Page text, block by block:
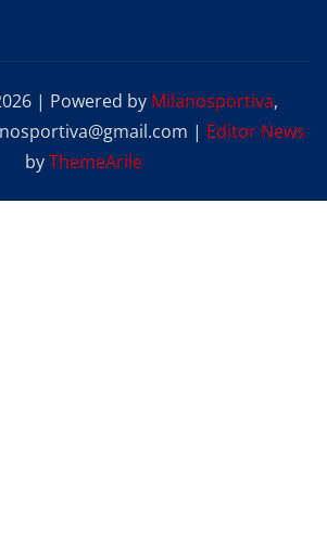
| Powered by Milanosportiva,
| Editor News
byThemeArile